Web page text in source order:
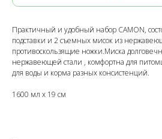
Практичный и удобный набор CAMON,
подставки и 2 съемных мисок из
противоскользящие ножки.Миска
нержавеющей стали , комфортна для
для воды и корма разных консистенций.
1600 мл x 19 см